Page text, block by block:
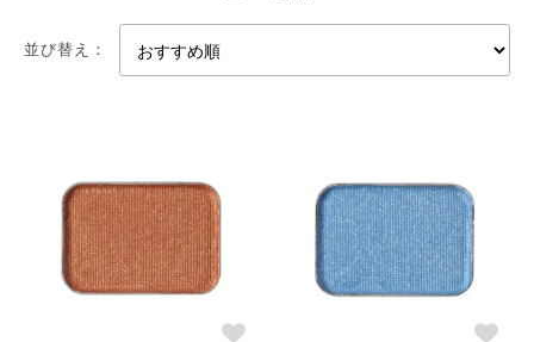
だからこそ、素肌の環境を壊さない「皮脂」に近づけた下地クリ
ームを選んでカバーしていただきたいのです。（クリームＡ－３
から、お肌のバリアゾーンが壊れて、皮膚の中に含まれている水
分が蒸発してしまうから、肌が乾燥してしまうのです。お肌のバ
リアゾーンがしっかりしていればタール色素による影響も受けに
くくなるのです。
並び替え：